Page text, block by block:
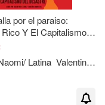
por el paraiso:
Y El Capitalismo
/ Latina Valentina (NRT)